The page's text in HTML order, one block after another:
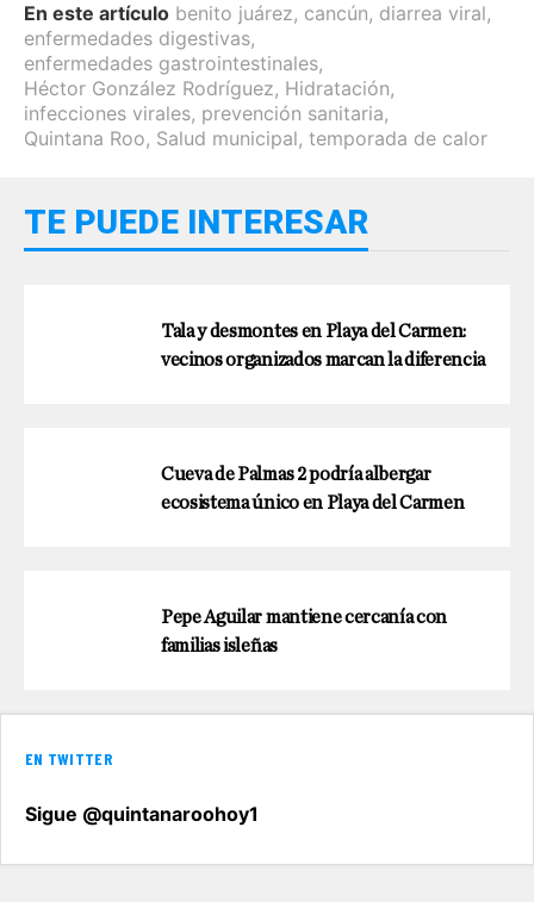
En este artículo benito juárez, cancún, diarrea viral,
enfermedades digestivas,
enfermedades gastrointestinales,
Héctor González Rodríguez, Hidratación,
infecciones virales, prevención sanitaria,
Quintana Roo, Salud municipal, temporada de calor
TE PUEDE INTERESAR
Tala y desmontes en Playa del Carmen:
vecinos organizados marcan la diferencia
Cueva de Palmas 2 podría albergar
ecosistema único en Playa del Carmen
Pepe Aguilar mantiene cercanía con
familias isleñas
EN TWITTER
Sigue @quintanaroohoy1